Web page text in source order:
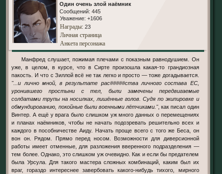
Один очень злой наёмник
Сообщений: 445
Уважение: +1606
Награды: 23
Личная страница
Анкета персонажа
Манфред слушает, пожимая плечами с показным равнодушием. Он
уже, в целом, в курсе, что в Сирте произошла какая-то грандиозная
пакость. И что с Зиллой всё не так легко и просто — тоже догадывается.
"...и лично мной, в результате рас#####ства личного состава ЕС,
уронившего простыни с тел, были замечены передвигаемые
солдатами трупы на носилках, лишённые голов. Судя по экипировке и
обмундированию, покойные были военными лётчиками.", как писал один
Винтер. А ещё у врага было слишком уж много данных о перемещениях
и планах наёмников, чтобы не начать подозревать решительно всех и
каждого в пособничестве Аиду. Начать проще всего с того же Беса, он
вон он. Рядом. Прямо перед носом. Возможности для диверсионной
работы имеет отменные, для разложения вверенного подразделения —
тем более. Однако, это слишком уж очевидно. Как и если бы предателем
была Урсула. Для такого мастера сложных комбинаций, каким был их
враг, гораздо интереснее завербовать какого-нибудь тихого, мирного